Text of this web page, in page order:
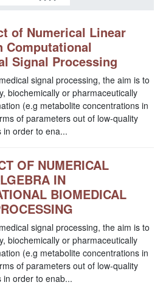
of Numerical Linear
Computational
Signal Processing
signal processing, the aim is to
biochemically or pharmaceutically
(e.g metabolite concentrations in
of parameters out of low-quality
in order to ena...
OF NUMERICAL
IN
BIOMEDICAL
signal processing, the aim is to
biochemically or pharmaceutically
(e.g metabolite concentrations in
of parameters out of low-quality
in order to enab...